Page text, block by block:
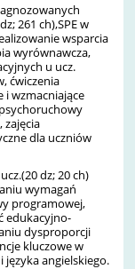
261 ch),SPE w
wsparcia
wyrównawcza,
u ucz.
ćwiczenia
i wzmacniające
zajęcia
dla uczniów
dz; 20 ch)
wymagań
programowej,
edukacyjno-
dysproporcji
kluczowe w
języka angielskiego.